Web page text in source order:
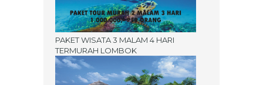
PAKET WISATA 3 MALAM 4 HARI
TERMURAH LOMBOK